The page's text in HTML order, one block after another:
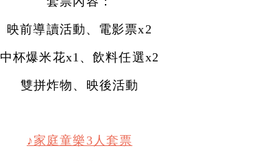
映前導讀活動、電影票x2
中杯爆米花x1、飲料任選x2
雙拼炸物、映後活動
♪家庭童樂3人套票